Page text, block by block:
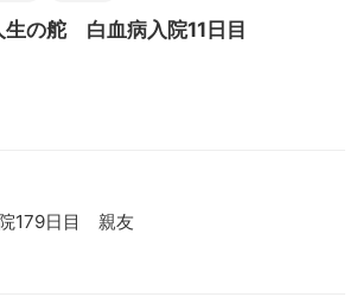
生の舵 白血病入院11日目
179日目 親友